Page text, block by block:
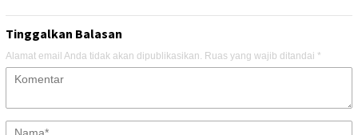
Tinggalkan Balasan
Alamat email Anda tidak akan dipublikasikan. Ruas yang wajib ditandai *